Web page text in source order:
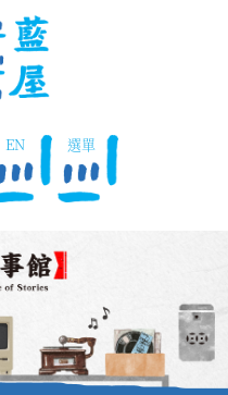
EN 選單